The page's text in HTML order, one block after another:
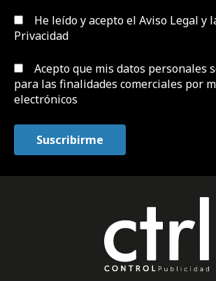
He leído y acepto el Aviso Legal y
Privacidad
Acepto que mis datos personales
para las finalidades comerciales por
electrónicos